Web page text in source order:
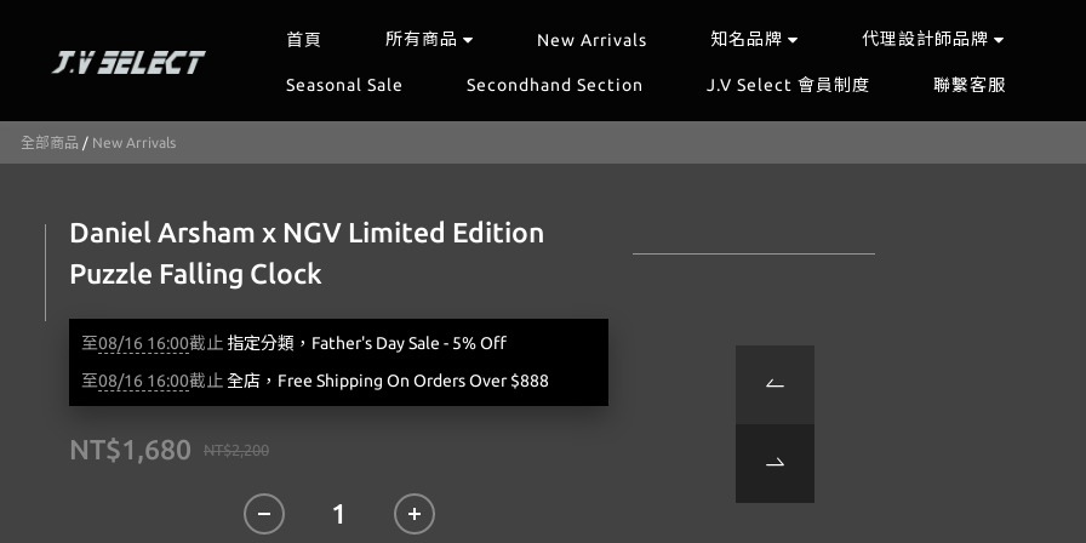
首頁 所有商品 New Arrivals 知名品牌 代理設計師品牌
Seasonal Sale Secondhand Section J.V Select 會員制度 聯繫客服
全部商品 / New Arrivals
Daniel Arsham x NGV Limited Edition
Puzzle Falling Clock
至08/16 16:00截止 指定分類，Father's Day Sale - 5% Off
至08/16 16:00截止全店，Free Shipping On Orders Over $888
NT$2,200
NT$1,680